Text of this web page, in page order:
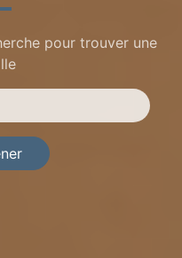
pour trouver une